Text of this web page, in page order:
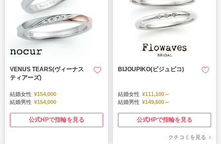
VENUS TEARS(ヴィーナス
ティアーズ)
結婚女性 ¥154,000
結婚男性 ¥154,000
公式HPで指輪を見る
BIJOUPIKO(ビジュピコ)
結婚女性 ¥111,100～
結婚男性 ¥149,600～
公式HPで指輪を見る
クチコミを見る